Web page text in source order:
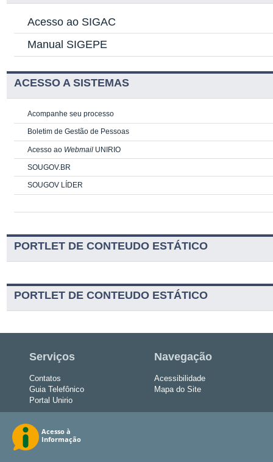
Acesso ao SIGAC
Manual SIGEPE
ACESSO A SISTEMAS
Acompanhe seu processo
Boletim de Gestão de Pessoas
Acesso ao Webmail UNIRIO
SOUGOV.BR
SOUGOV LÍDER
PORTLET DE CONTEUDO ESTÁTICO
PORTLET DE CONTEUDO ESTÁTICO
Serviços
Contatos
Guia Telefônico
Portal Unirio
Navegação
Acessibilidade
Mapa do Site